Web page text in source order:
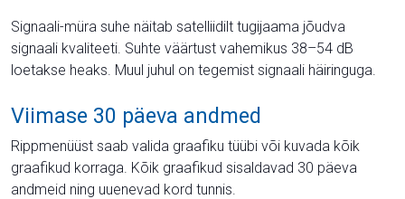
Signaali-müra suhe näitab satelliidilt tugijaama jõudva
signaali kvaliteeti. Suhte väärtust vahemikus 38–54 dB
loetakse heaks. Muul juhul on tegemist signaali häiringuga.
Viimase 30 päeva andmed
Rippmenüüst saab valida graafiku tüübi või kuvada kõik
graafikud korraga. Kõik graafikud sisaldavad 30 päeva
andmeid ning uuenevad kord tunnis.